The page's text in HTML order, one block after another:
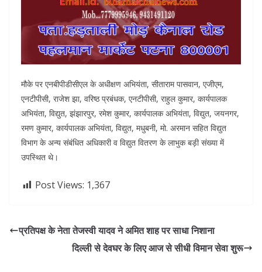
मौके पर एनबीपीडीसीएल के अधीक्षण अभियंता, सीताराम पासवान, एजीएम,
एनटीपीसी, राजेश झा, वरिष्ठ प्रबंधक, एनटीपीसी, राहुल कुमार, कार्यपालक
अभियंता, विद्युत, झंझारपुर, रमेश कुमार, कार्यपालक अभियंता, विद्युत, जयनगर,
रमण कुमार, कार्यपालक अभियंता, विद्युत, मधुबनी, मो. अरमान सहित विद्युत
विभाग के अन्य संबंधित अधिकारी व विद्युत वितरण के लाभुक बड़ी संख्या में
उपस्थित थे।
Post Views: 1,367
प्रतिपक्ष के नेता तेजस्वी यादव ने अमित शाह पर साधा निशाना
दिल्ली से देवघर के लिए आज से सीधी विमान सेवा शुरू